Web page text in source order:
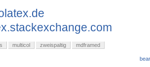
multicol zweispaltig mdframed